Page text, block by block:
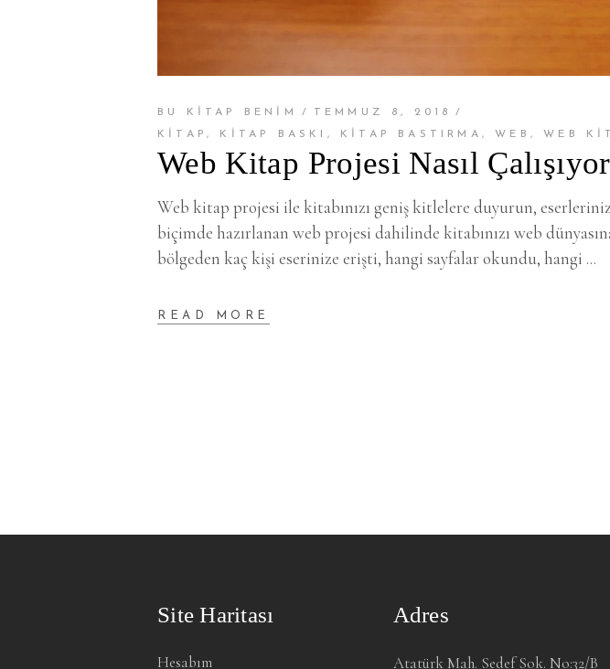
BU KİTAP BENİM
TEMMUZ 8, 2018
KITAP , KITAP BASKI , KITAP BASTIRMA ,WEB ,WEB
Web Kitap Projesi Nasıl
Web kitap projesi ile kitabınızı geniş kitlelere duyurun,
biçimde hazırlanan web projesi dahilinde kitabınızı web
bölgeden kaç kişi eserinize erişti, hangi sayfalar okundu, hangi
READ MORE
Site Haritası
Hesabım
Adres
Atatürk Mah. Sedef Sok. No:32/B